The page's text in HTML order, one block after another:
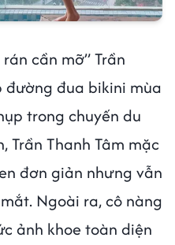
cần mỡ” Trần
đường đua bikini mùa
trong chuyến du
Trần Thanh Tâm mặc
đơn giản nhưng vẫn
Ngoài ra, cô nàng
ảnh khoe toàn diện